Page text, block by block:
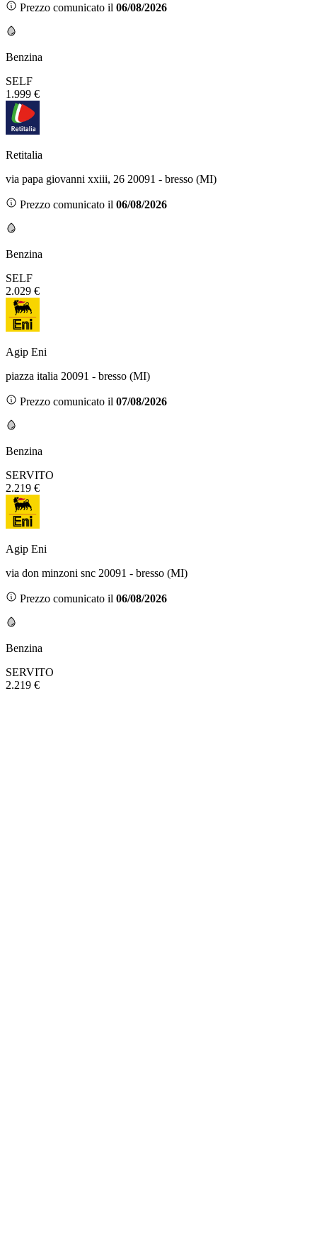
Prezzo comunicato il 06/08/2026
Benzina
SELF
1.999 €
Retitalia
via papa giovanni xxiii, 26 20091 - bresso (MI)
Prezzo comunicato il 06/08/2026
Benzina
SELF
2.029 €
Agip Eni
piazza italia 20091 - bresso (MI)
Prezzo comunicato il 07/08/2026
Benzina
SERVITO
2.219 €
Agip Eni
via don minzoni snc 20091 - bresso (MI)
Prezzo comunicato il 06/08/2026
Benzina
SERVITO
2.219 €